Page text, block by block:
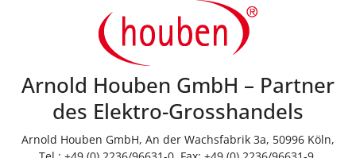
Arnold Houben GmbH – Partner
des Elektro-Grosshandels
Arnold Houben GmbH, An der Wachsfabrik 3a, 50996 Köln,